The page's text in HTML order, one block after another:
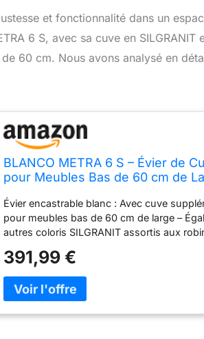
et fonctionnalité dans un
6 S, avec sa cuve en
60 cm. Nous avons analysé en
BLANCO METRA 6 S – Évier de
pour Meubles Bas de 60 cm de
Évier encastrable blanc : Avec cuve
pour meubles bas de 60 cm de large –
autres coloris SILGRANIT assortis aux
les grandes casseroles – Facilite le lavage
Pierre artificielle de haute qualité brevetée
Facile à entretenir, résistant aux rayures,
potentiel : L'évier devient un point central
accessoires assortis tels que les
391,99 €